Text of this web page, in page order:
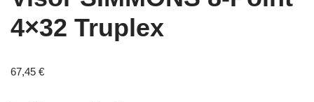
4×32 Truplex
67,45 €